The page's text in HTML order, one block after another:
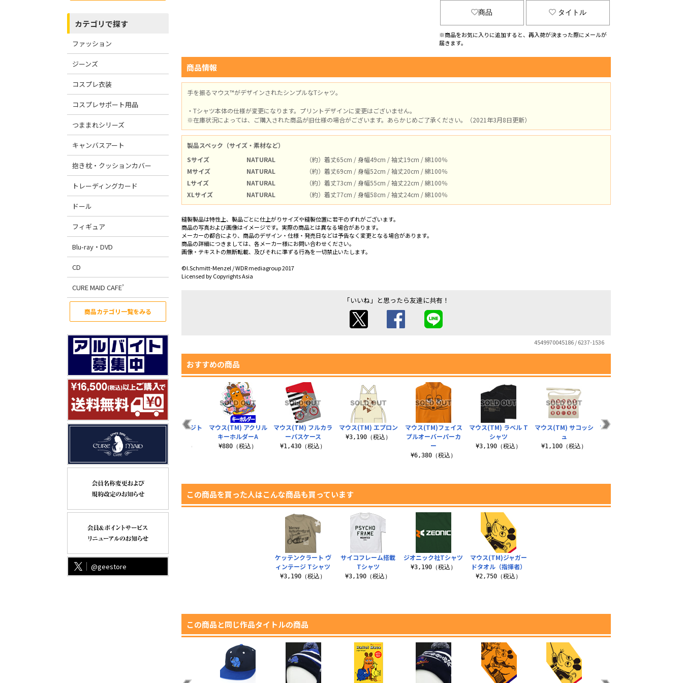
カテゴリで探す
ファッション
ジーンズ
コスプレ衣装
コスプレサポート用品
つままれシリーズ
キャンバスアート
抱き枕・クッションカバー
トレーディングカード
ドール
フィギュア
Blu-ray・DVD
CD
CURE MAID CAFE’
商品カテゴリ一覧をみる
@geestore
商品 タイトル
※商品をお気に入りに追加すると、再入荷が決まった際にメールが
届きます。
商品情報
手を振るマウス™がデザインされたシンプルなTシャツ。
・Tシャツ本体の仕様が変更になります。プリントデザインに変更はございません。
※在庫状況によっては、ご購入された商品が旧仕様の場合がございます。あらかじめご了承ください。（2021年3月8日更新）
製品スペック（サイズ・素材など）
Sサイズ
NATURAL
（約）着丈65cm / 身幅49cm / 袖丈19cm / 綿100％
Mサイズ
NATURAL
（約）着丈69cm / 身幅52cm / 袖丈20cm / 綿100％
Lサイズ
NATURAL
（約）着丈73cm / 身幅55cm / 袖丈22cm / 綿100％
XLサイズ
NATURAL （約）着丈77cm / 身幅58cm / 袖丈24cm / 綿100％
縫製製品は特性上、製品ごとに仕上がりサイズや縫製位置に若干のずれがございます。
商品の写真および画像はイメージです。実際の商品とは異なる場合があります。
メーカーの都合により、商品のデザイン・仕様・発売日などは予告なく変更となる場合があります。
商品の詳細につきましては、各メーカー様にお問い合わせください。
画像・テキストの無断転載、及びそれに準ずる行為を一切禁止いたします。
©I.Schmitt-Menzel / WDR mediagroup 2017
Licensed by Copyrights Asia
「いいね」と思ったら友達に共有！
4549970045186 / 6237-1536
おすすめの商品
マウス(TM) エプロン
¥3,190（税込）
マウス(TM)フェイス
プルオーバーパーカ
ー
¥6,380（税込）
マウス(TM) ラベル T
シャツ
¥3,190（税込）
マウス(TM) サコッシ
ュ
¥1,100（税込）
マウス(TM) フルカラ
マウス(TM) アクリル
マウス(TM) アクリル
ストラップA
¥880（税込）
マウス(TM) ラージト
¥1,980（税込）
マウス(TM) アクリル
キーホルダーA
¥880（税込）
マウス(TM) フルカラ
ーパスケース
¥1,430（税込）
この商品を買った人はこんな商品も買っています
サイコフレーム搭載
Tシャツ
¥3,190（税込）
ジオニック社Tシャツ
¥3,190（税込）
マウス(TM)ジャガー
ドタオル（指揮者）
¥2,750（税込）
ケッテンクラート ヴ
ィンテージ Tシャツ
¥3,190（税込）
この商品と同じ作品タイトルの商品